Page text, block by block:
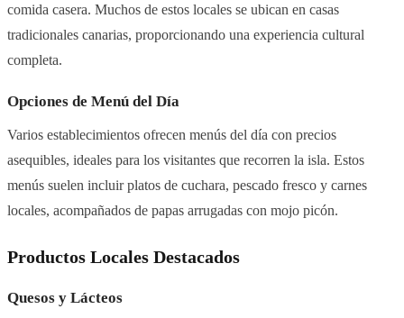
comida casera. Muchos de estos locales se ubican en casas
tradicionales canarias, proporcionando una experiencia cultural
completa.
Opciones de Menú del Día
Varios establecimientos ofrecen menús del día con precios
asequibles, ideales para los visitantes que recorren la isla. Estos
menús suelen incluir platos de cuchara, pescado fresco y carnes
locales, acompañados de papas arrugadas con mojo picón.
Productos Locales Destacados
Quesos y Lácteos